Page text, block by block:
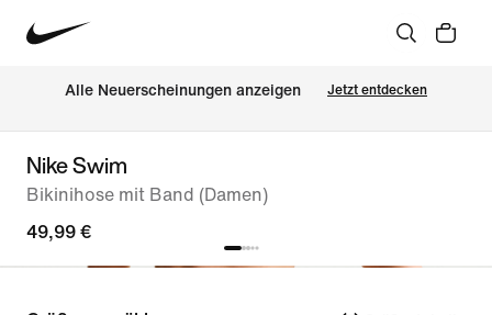
Alle Neuerscheinungen anzeigen Jetzt entdecken
Nike Swim
Bikinihose mit Band (Damen)
49,99 €